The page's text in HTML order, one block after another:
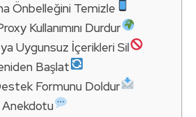
Önbelleğini Temizle
Kullanımını Durdur
Uygunsuz İçerikleri Sil
Başlat
Formunu Doldur
Anekdotu